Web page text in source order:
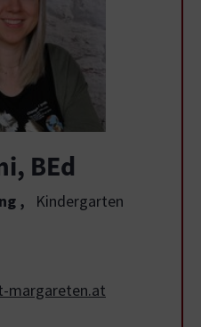
BEd
,
Kindergarten
margareten.at